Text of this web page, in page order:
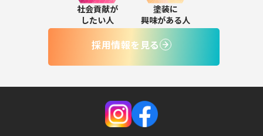
社会貢献が
したい人
塗装に
興味がある人
採用情報を見る